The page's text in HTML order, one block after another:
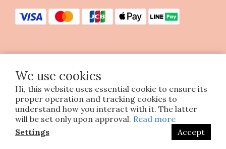
We use cookies
Hi, this website uses essential cookie to ensure its
proper operation and tracking cookies to
understand how you interact with it. The latter
will be set only upon approval. Read more
Settings
Accept
統編25070663